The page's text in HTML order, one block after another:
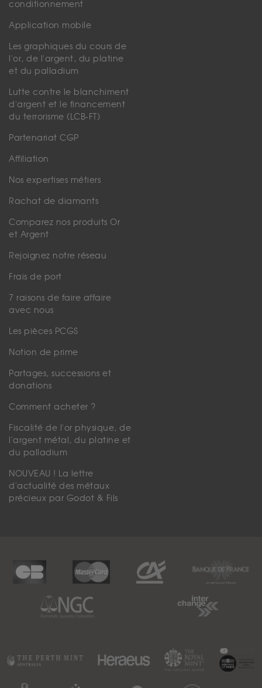
conditionnement
Application mobile
Les graphiques du cours de
l'or, de l'argent, du platine
et du palladium
Lutte contre le blanchiment
d'argent et le financement
du terrorisme (LCB-FT)
Partenariat CGP
Affiliation
Nos expertises métiers
Rachat de diamants
Comparez nos produits Or
et Argent
Rejoignez notre réseau
Frais de port
7 raisons de faire affaire
avec nous
Les pièces PCGS
Notion de prime
Partages, successions et
donations
Comment acheter ?
Fiscalité de l'or physique, de
l'argent métal, du platine et
du palladium
NOUVEAU ! La lettre
d'actualité des métaux
précieux par Godot & Fils